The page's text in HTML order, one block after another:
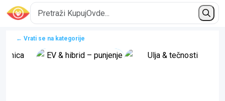
← Vrati se na kategorije